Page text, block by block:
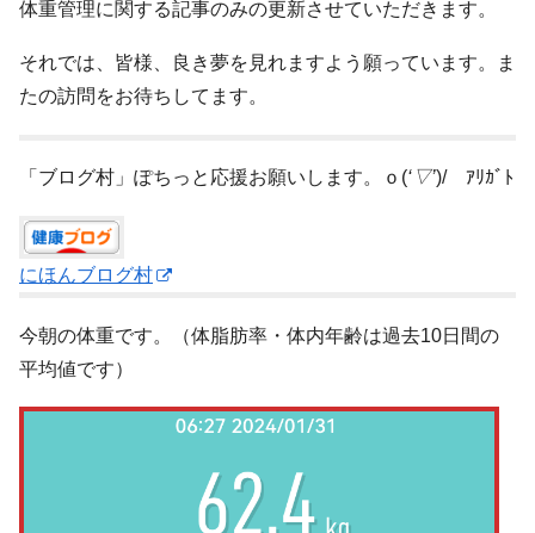
体重管理に関する記事のみの更新させていただきます。
それでは、皆様、良き夢を見れますよう願っています。ま
たの訪問をお待ちしてます。
「ブログ村」ぽちっと応援お願いします。ｏ(‘▽’)/ ｱﾘｶﾞﾄ
にほんブログ村
今朝の体重です。（体脂肪率・体内年齢は過去10日間の
平均値です）